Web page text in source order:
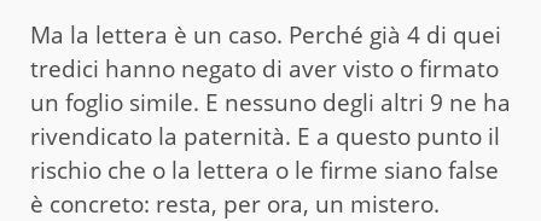
Ma la lettera è un caso. Perché già 4 di quei
tredici hanno negato di aver visto o firmato
un foglio simile. E nessuno degli altri 9 ne ha
rivendicato la paternità. E a questo punto il
rischio che o la lettera o le firme siano false
è concreto: resta, per ora, un mistero.